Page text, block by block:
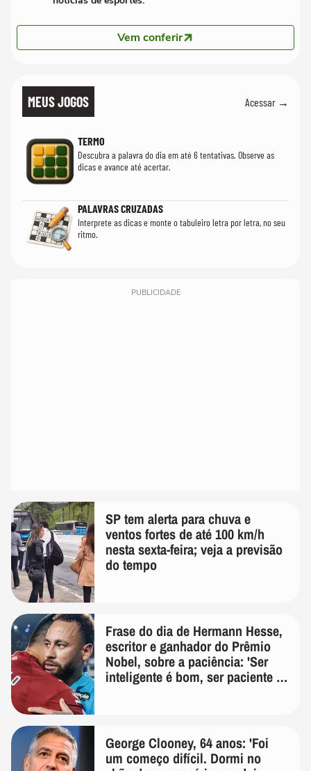
Vem conferir
MEUS JOGOS Acessar →
TERMO
Descubra a palavra do dia em até 6 tentativas. Observe as
dicas e avance até acertar.
PALAVRAS CRUZADAS
Interprete as dicas e monte o tabuleiro letra por letra, no seu
ritmo.
PUBLICIDADE
SP tem alerta para chuva e
ventos fortes de até 100 km/h
nesta sexta-feira; veja a previsão
do tempo
Frase do dia de Hermann Hesse,
escritor e ganhador do Prêmio
Nobel, sobre a paciência: 'Ser
inteligente é bom, ser paciente é
George Clooney, 64 anos: 'Foi
um começo difícil. Dormi no